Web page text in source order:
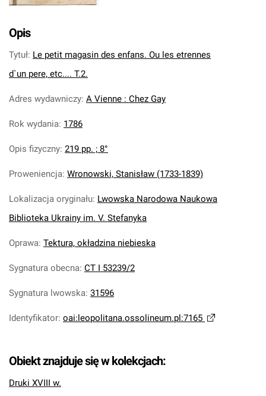
Opis
Tytuł: Le petit magasin des enfans. Ou les etrennes
d`un pere, etc.... T.2.
Adres wydawniczy: A Vienne : Chez Gay
Rok wydania: 1786
Opis fizyczny: 219 pp. ; 8°
Proweniencja: Wronowski, Stanisław (1733-1839)
Lokalizacja oryginału: Lwowska Narodowa Naukowa
Biblioteka Ukrainy im. V. Stefanyka
Oprawa: Tektura, okładzina niebieska
Sygnatura obecna: CT I 53239/2
Sygnatura lwowska: 31596
Identyfikator: oai:leopolitana.ossolineum.pl:7165
Obiekt znajduje się w kolekcjach:
Druki XVIII w.